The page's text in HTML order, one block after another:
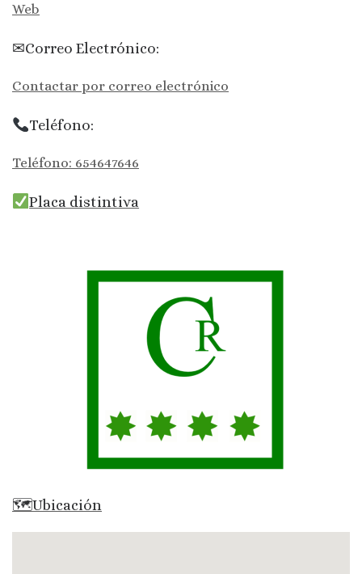
Web
✉Correo Electrónico:
Contactar por correo electrónico
Teléfono:
Teléfono: 654647646
Placa distintiva
🗺Ubicación